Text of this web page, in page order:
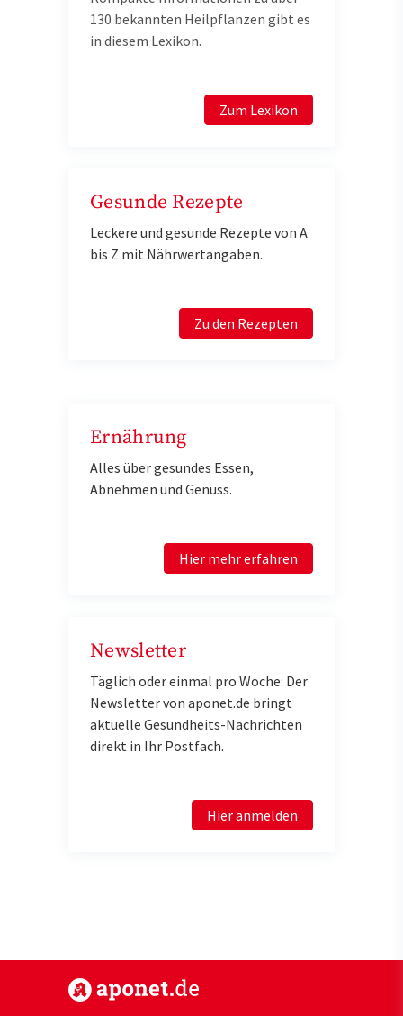
130 bekannten Heilpflanzen gibt es
in diesem Lexikon.
Zum Lexikon
Gesunde Rezepte
Leckere und gesunde Rezepte von A
bis Z mit Nährwertangaben.
Zu den Rezepten
Ernährung
Alles über gesundes Essen,
Abnehmen und Genuss.
Hier mehr erfahren
Newsletter
Täglich oder einmal pro Woche: Der
Newsletter von aponet.de bringt
aktuelle Gesundheits-Nachrichten
direkt in Ihr Postfach.
Hier anmelden